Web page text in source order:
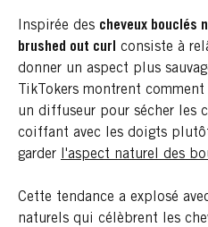
Inspirée des cheveux bouclés
brushed out curl
consiste à
donner un aspect plus
TikTokers montrent
un diffuseur pour sécher les
coiffant avec les doigts
garder
l'aspect naturel des
Cette tendance a explosé
naturels qui célèbrent les